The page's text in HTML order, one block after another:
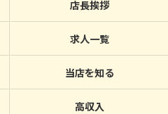
店長挨拶
求人一覧
当店を知る
高収入